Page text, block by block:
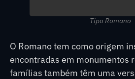
Tipo Romano
O Romano tem como origem
encontradas em monumentos
famílias também têm uma